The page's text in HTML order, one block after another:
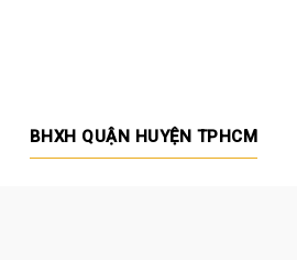
BHXH QUẬN HUYỆN TPHCM